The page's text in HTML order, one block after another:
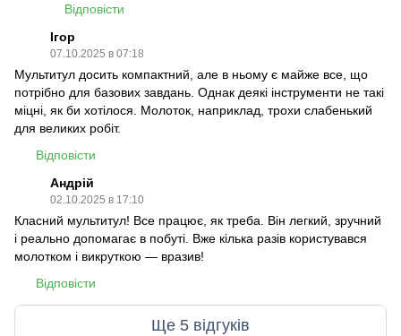
Відповісти
Ігор
07.10.2025 в 07:18
Мультитул досить компактний, але в ньому є майже все, що
потрібно для базових завдань. Однак деякі інструменти не такі
міцні, як би хотілося. Молоток, наприклад, трохи слабенький
для великих робіт.
Відповісти
Андрій
02.10.2025 в 17:10
Класний мультитул! Все працює, як треба. Він легкий, зручний
і реально допомагає в побуті. Вже кілька разів користувався
молотком і викруткою — вразив!
Відповісти
Ще 5 відгуків